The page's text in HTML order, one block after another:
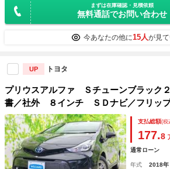
まずは在庫確認・見積依頼
無料通話でお問い合わせ
今あなたの他に15人が見
UP トヨタ
プリウスアルファ Ｓチューンブラック
書／社外 ８インチ ＳＤナビ／フリップ
ートヒーター 前席／車線逸脱防止支援シ
プ ＬＥＤ／Ｂｌｕｅｔｏｏｔｈ接続／
Ｓ
支払総額(税
177.8
通常ローン
年式 2018年